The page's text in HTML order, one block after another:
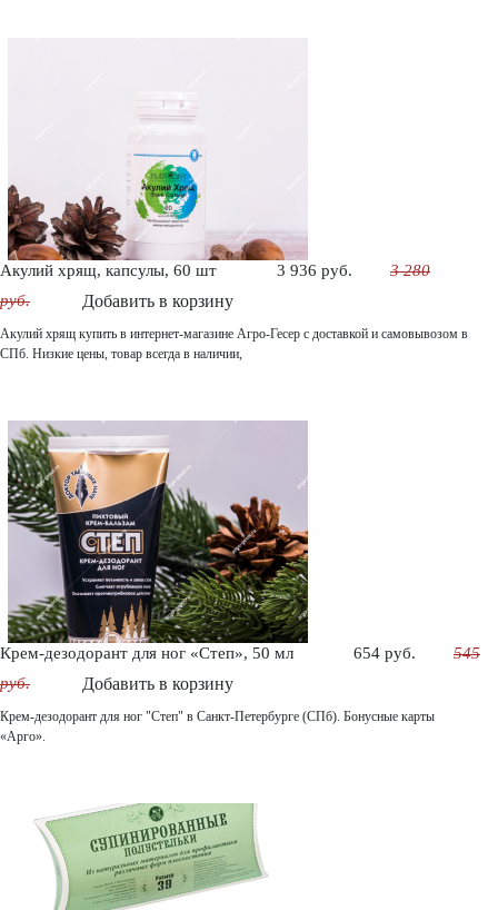
Акулий хрящ, капсулы, 60 шт 3 936 руб.
3 280
руб.
Добавить в корзину
Акулий хрящ купить в интернет-магазине Агро-Гесер с доставкой и самовывозом в
СПб. Низкие цены, товар всегда в наличии,
Крем-дезодорант для ног «Степ», 50 мл 654 руб.
545
руб.
Добавить в корзину
Крем-дезодорант для ног "Степ" в Санкт-Петербурге (СПб). Бонусные карты
«Арго».